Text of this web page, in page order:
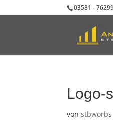
03581 -
Logo-
vonstbworbs
Durch die weitere Nutzung der